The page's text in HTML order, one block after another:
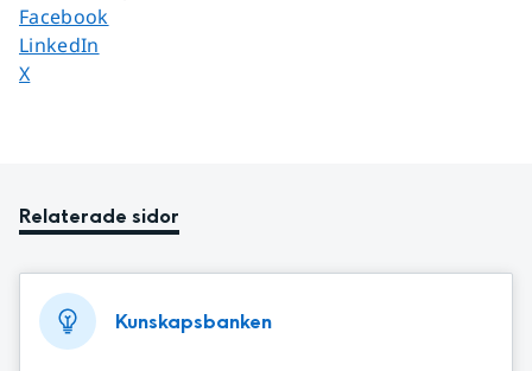
Dela sidan på
Facebook
Dela sidan på
LinkedIn
Dela sidan på
X
Relaterade sidor
Kunskapsbanken